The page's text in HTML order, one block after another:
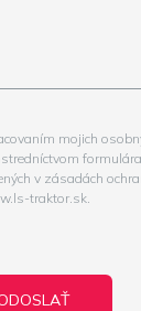
mojich
v zásadách
traktor.sk.